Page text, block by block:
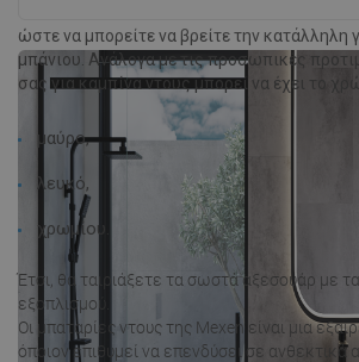
ώστε να μπορείτε να βρείτε την κατάλληλη
μπάνιου. Ανάλογα με τις προσωπικές
σας για καμπίνα ντους μπορεί να έχει το
μαύρο,
λευκό,
χρωμίου.
Έτσι, θα ταιριάξετε τα σωστά αξεσουάρ με
εξοπλισμού.
Οι μπαταρίες ντους της Mexen είναι μια
όποιον επιθυμεί να επενδύσει σε ανθεκτικά